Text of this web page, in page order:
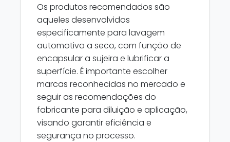
Os produtos recomendados são
aqueles desenvolvidos
especificamente para lavagem
automotiva a seco, com função de
encapsular a sujeira e lubrificar a
superfície. É importante escolher
marcas reconhecidas no mercado e
seguir as recomendações do
fabricante para diluição e aplicação,
visando garantir eficiência e
segurança no processo.